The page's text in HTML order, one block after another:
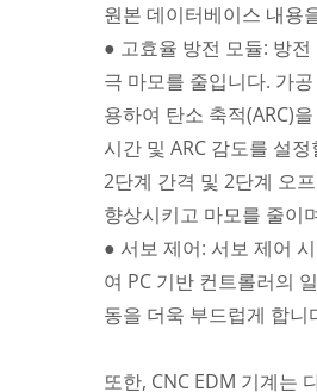
원본 데이터베이스 내용
● 고효율 방전 모듈: 방
극 마모를 줄입니다. 가
용하여 탄소 축적(ARC)
시간 및 ARC 감도를 설
2단계 간격 및 2단계 오
향상시키고 마모를 줄이
● 서보 제어: 서보 제어
여 PC 기반 컨트롤러의
동을 더욱 부드럽게 합니
또한, CNC EDM 기계는